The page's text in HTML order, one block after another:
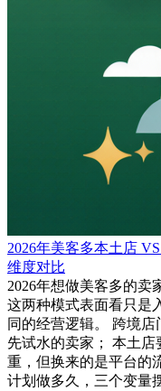
2026年美客多本土店
维度对比
2026年想做美客多的卖
这两种模式表面看只是
同的经营逻辑。 跨境
先试水的卖家； 本土
重，但换来的是平台的
计划做多久，三个变量